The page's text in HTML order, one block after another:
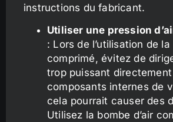
instructions du fabricant.
Utiliser une pression
: Lors de l’utilisation de la
comprimé, évitez de
trop puissant
composants internes de
cela pourrait causer des
Utilisez la bombe d’air